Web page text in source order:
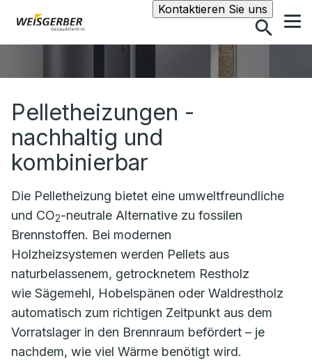
Kontaktieren Sie unsSuche
Pelletheizungen -
nachhaltig und
kombinierbar
Die Pelletheizung bietet eine umweltfreundliche
und CO2-neutrale Alternative zu fossilen
Brennstoffen. Bei modernen
Holzheizsystemen werden Pellets aus
naturbelassenem, getrocknetem Restholz
wie Sägemehl, Hobelspänen oder Waldrestholz
automatisch zum richtigen Zeitpunkt aus dem
Vorratslager in den Brennraum befördert – je
nachdem, wie viel Wärme benötigt wird.